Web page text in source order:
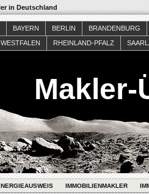
in Deutschland
BAYERN BERLIN
BRANDENBURG
RHEINLAND-PFALZ
Makler-
IMMOBILIENMAKLER